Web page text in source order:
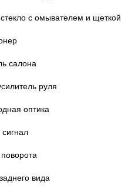
с омывателем и щеткой
салона
руля
оптика
сигнал
вида